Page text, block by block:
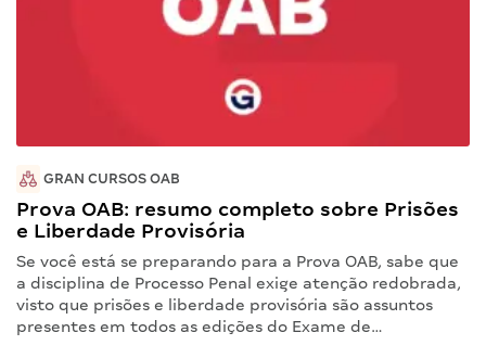
GRAN CURSOS OAB
Prova OAB: resumo completo sobre Prisões
e Liberdade Provisória
Se você está se preparando para a Prova OAB, sabe que
a disciplina de Processo Penal exige atenção redobrada,
visto que prisões e liberdade provisória são assuntos
presentes em todos as edições do Exame de…